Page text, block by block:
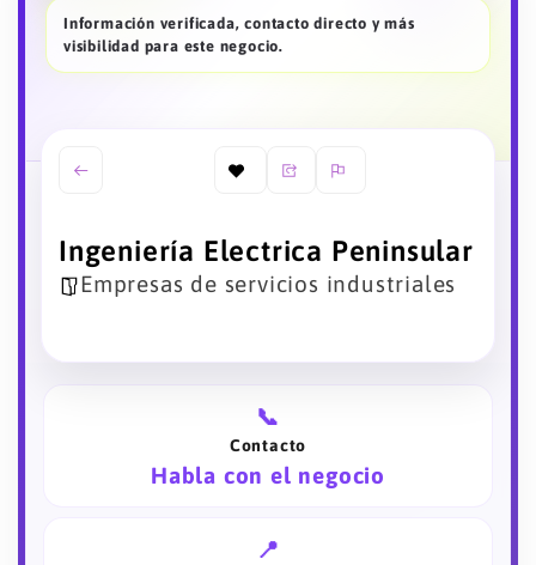
Información verificada, contacto directo y más
visibilidad para este negocio.
Ingeniería Electrica Peninsular
Empresas de servicios industriales
📞
Contacto
Habla con el negocio
📍